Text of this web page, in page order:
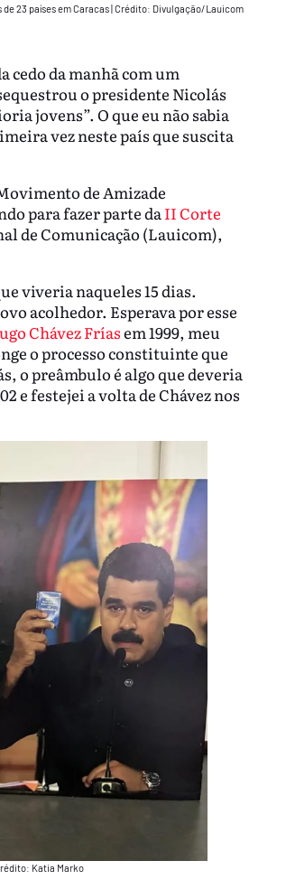
23 países em Caracas Crédito: Divulgação/Lauicom
cedo da manhã com um
o presidente Nicolás
jovens”. O que eu não sabia
vez neste país que suscita
de Amizade
para fazer parte da II Corte
de Comunicação (Lauicom),
viveria naqueles 15 dias.
acolhedor. Esperava por esse
Chávez Fríasem 1999, meu
o processo constituinte que
o preâmbulo é algo que deveria
e festejei a volta de Chávez nos
Katia Marko